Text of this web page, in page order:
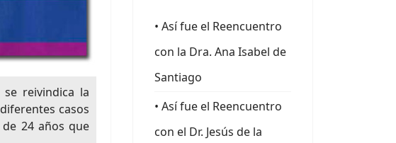
reivindica la
casos
24 años que
• Así fue el Reencuentro
con la Dra. Ana Isabel de
Santiago
• Así fue el Reencuentro
con el Dr. Jesús de la